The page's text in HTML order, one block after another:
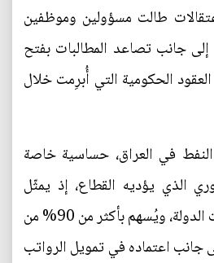
طالت مسؤولين وموظفين
جانب تصاعد المطالبات بفتح
الحكومية التي أُبرِمت خلال
في العراق، حساسية خاصة
الذي يؤديه القطاع، إذ يمثّل
المصدر الرئيس لإيرادات الدولة، ويُسهم بأكثر من 90% من
جانب اعتماده في تمويل الرواتب